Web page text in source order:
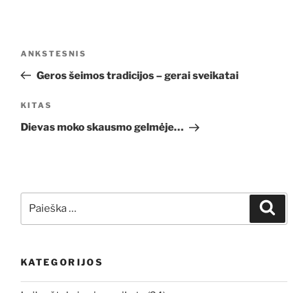
įrašų
Ankstesnis
įrašas
ANKSTESNIS
Geros šeimos tradicijos – gerai sveikatai
Kitas
įrašas
KITAS
Dievas moko skausmo gelmėje…
KATEGORIJOS